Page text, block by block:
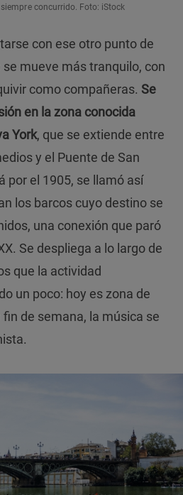
siempre concurrido. Foto: iStock
con ese otro punto de
mueve más tranquilo, con
como compañeras. Se
en la zona conocida
York, que se extiende entre
y el Puente de San
por el 1905, se llamó así
los barcos cuyo destino se
una conexión que paró
Se despliega a lo largo de
que la actividad
un poco: hoy es zona de
de semana, la música se